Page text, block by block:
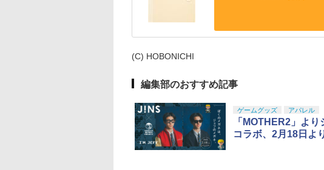
(C) HOBONICHI
編集部のおすすめ記事
ゲームグッズ アパレル
「MOTHER2」よ
コラボ、2月18日よ